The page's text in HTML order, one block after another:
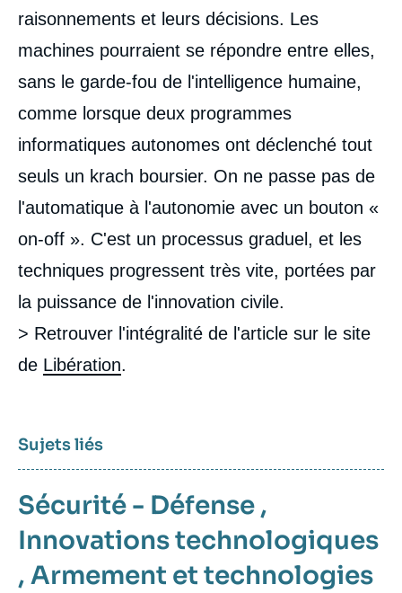
raisonnements et leurs décisions. Les
machines pourraient se répondre entre elles,
sans le garde-fou de l'intelligence humaine,
comme lorsque deux programmes
informatiques autonomes ont déclenché tout
seuls un krach boursier. On ne passe pas de
l'automatique à l'autonomie avec un bouton «
on-off ». C'est un processus graduel, et les
techniques progressent très vite, portées par
la puissance de l'innovation civile.
> Retrouver l'intégralité de l'article sur le site
de Libération.
Sujets liés
Sécurité - Défense ,
Innovations technologiques
, Armement et technologies